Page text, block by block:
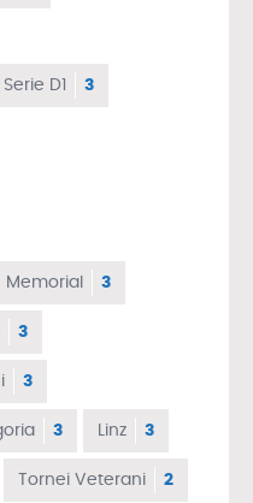
Serie D1 3
Memorial 3
3
3
3 Linz 3
Tornei Veterani 2